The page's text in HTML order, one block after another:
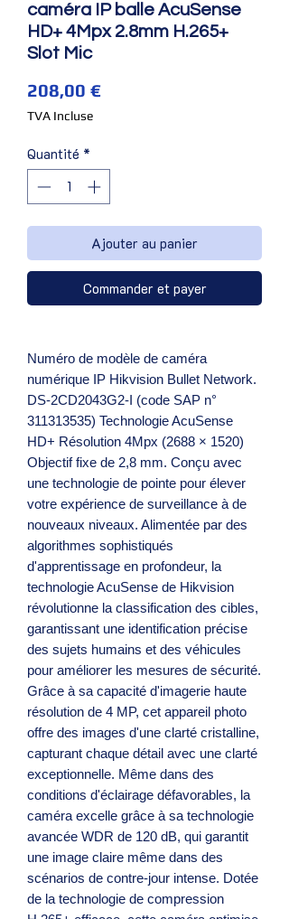
caméra IP balle AcuSense
HD+ 4Mpx 2.8mm H.265+
Slot Mic
208,00 €Prix
TVA Incluse
Quantité *
Ajouter au panier
Commander et payer
Numéro de modèle de caméra
numérique IP Hikvision Bullet Network.
DS-2CD2043G2-I (code SAP n°
311313535) Technologie AcuSense
HD+ Résolution 4Mpx (2688 × 1520)
Objectif fixe de 2,8 mm. Conçu avec
une technologie de pointe pour élever
votre expérience de surveillance à de
nouveaux niveaux. Alimentée par des
algorithmes sophistiqués
d'apprentissage en profondeur, la
technologie AcuSense de Hikvision
révolutionne la classification des cibles,
garantissant une identification précise
des sujets humains et des véhicules
pour améliorer les mesures de sécurité.
Grâce à sa capacité d'imagerie haute
résolution de 4 MP, cet appareil photo
offre des images d'une clarté cristalline,
capturant chaque détail avec une clarté
exceptionnelle. Même dans des
conditions d'éclairage défavorables, la
caméra excelle grâce à sa technologie
avancée WDR de 120 dB, qui garantit
une image claire même dans des
scénarios de contre-jour intense. Dotée
de la technologie de compression